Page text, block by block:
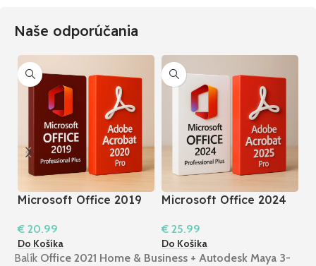
Naše odporúčania
Microsoft Office 2019
Acrobat 2020 Pro I
Windows
€ 20.99
Do Košíka
Microsoft Office 2024
Pro I Windows
€ 25.99
Do Košíka
Balík Office 2021 Home & Business + Autodesk Maya 3-